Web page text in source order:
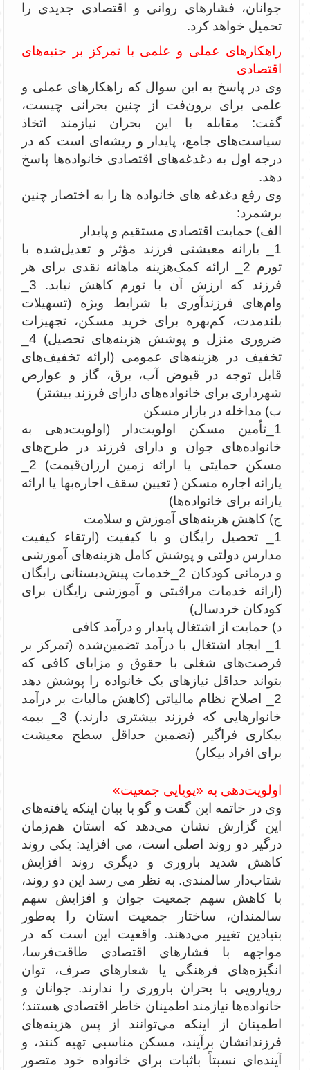
جوانان، فشارهای روانی و اقتصادی جدیدی را
تحمیل خواهد کرد.
راهکارهای عملی و علمی با تمرکز بر جنبه‌های
اقتصادی
وی در پاسخ به این سوال که راهکارهای عملی و
علمی برای برون‌فت از چنین بحرانی چیست،
گفت: مقابله با این بحران نیازمند اتخاذ
سیاست‌های جامع، پایدار و ریشه‌ای است که در
درجه اول به دغدغه‌های اقتصادی خانواده‌ها پاسخ
دهد.
وی رفع دغدغه های خانواده ها را به اختصار چنین
برشمرد:
الف) حمایت اقتصادی مستقیم و پایدار
1_ یارانه معیشتی فرزند مؤثر و تعدیل‌شده با
تورم 2_ ارائه کمک‌هزینه ماهانه نقدی برای هر
وام‌های فرزندآوری با شرایط ویژه (تسهیلات
بلندمدت، کم‌بهره برای خرید مسکن، تجهیزات
تخفیف در هزینه‌های عمومی (ارائه تخفیف‌های
قابل توجه در قبوض آب، برق، گاز و عوارض
شهرداری برای خانواده‌های دارای فرزند بیشتر)
ب) مداخله در بازار مسکن
1_تأمین مسکن اولویت‌دار (اولویت‌دهی به
خانواده‌های جوان و دارای فرزند در طرح‌های
یارانه اجاره مسکن ( تعیین سقف اجاره‌بها یا ارائه
یارانه برای خانواده‌ها)
ج) کاهش هزینه‌های آموزش و سلامت
1_ تحصیل رایگان و با کیفیت (ارتقاء کیفیت
مدارس دولتی و پوشش کامل هزینه‌های آموزشی
و درمانی کودکان 2_خدمات پیش‌دبستانی رایگان
(ارائه خدمات مراقبتی و آموزشی رایگان برای
کودکان خردسال)
د) حمایت از اشتغال پایدار و درآمد کافی
1_ ایجاد اشتغال با درآمد تضمین‌شده (تمرکز بر
فرصت‌های شغلی با حقوق و مزایای کافی که
بتواند حداقل نیازهای یک خانواده را پوشش دهد
2_ اصلاح نظام مالیاتی (کاهش مالیات بر درآمد
خانوارهایی که فرزند بیشتری دارند.) 3_ بیمه
بیکاری فراگیر (تضمین حداقل سطح معیشت
برای افراد بیکار)
اولویت‌دهی به «پویایی جمعیت»
وی در خاتمه این گفت و گو با بیان اینکه یافته‌های
این گزارش نشان می‌دهد که استان هم‌زمان
درگیر دو روند اصلی است، می افزاید: یکی روند
کاهش شدید باروری و دیگری روند افزایش
شتاب‌دار سالمندی. به نظر می رسد این دو روند،
با کاهش سهم جمعیت جوان و افزایش سهم
سالمندان، ساختار جمعیت استان را به‌طور
بنیادین تغییر می‌دهند. واقعیت این است که در
مواجهه با فشارهای اقتصادی طاقت‌فرسا،
انگیزه‌های فرهنگی یا شعارهای صرف، توان
رویارویی با بحران باروری را ندارند. جوانان و
خانواده‌ها نیازمند اطمینان خاطر اقتصادی هستند؛
اطمینان از اینکه می‌توانند از پس هزینه‌های
فرزندانشان برآیند، مسکن مناسبی تهیه کنند، و
آینده‌ای نسبتاً باثبات برای خانواده خود متصور